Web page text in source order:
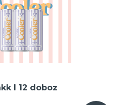
I 12 doboz